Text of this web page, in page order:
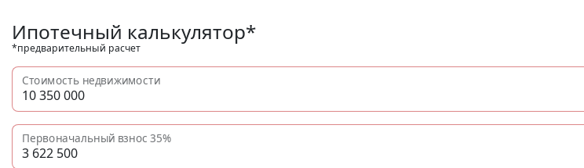
Ипотечный калькулятор*
*предварительный расчет
Стоимость недвижимости
Первоначальный взнос35%